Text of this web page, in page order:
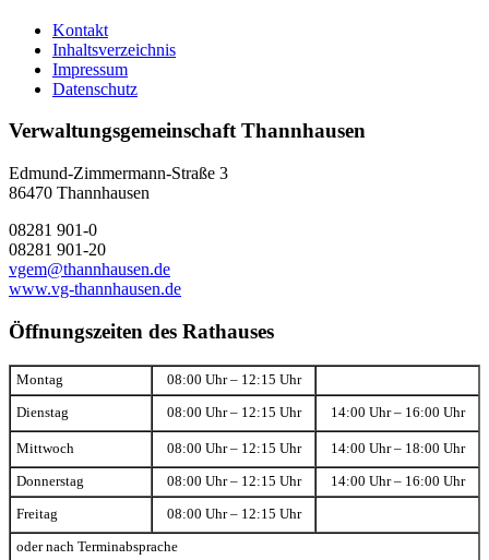
Kontakt
Inhaltsverzeichnis
Impressum
Datenschutz
Verwaltungsgemeinschaft Thannhausen
Edmund-Zimmermann-Straße 3
86470 Thannhausen
08281 901-0
08281 901-20
vgem@thannhausen.de
www.vg-thannhausen.de
Öffnungszeiten des Rathauses
Montag 08:00 Uhr – 12:15 Uhr
Dienstag 08:00 Uhr – 12:15 Uhr 14:00 Uhr – 16:00 Uhr
Mittwoch 08:00 Uhr – 12:15 Uhr 14:00 Uhr – 18:00 Uhr
Donnerstag 08:00 Uhr – 12:15 Uhr 14:00 Uhr – 16:00 Uhr
Freitag 08:00 Uhr – 12:15 Uhr
oder nach Terminabsprache